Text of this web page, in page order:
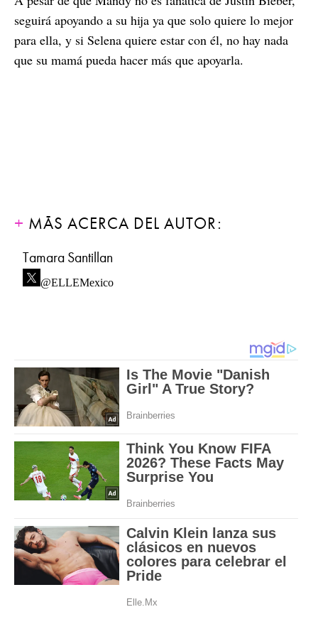
seguirá apoyando a su hija ya que solo quiere lo mejor
para ella, y si Selena quiere estar con él, no hay nada
que su mamá pueda hacer más que apoyarla.
MÁS ACERCA DEL AUTOR:
Tamara Santillan
@ELLEMexico